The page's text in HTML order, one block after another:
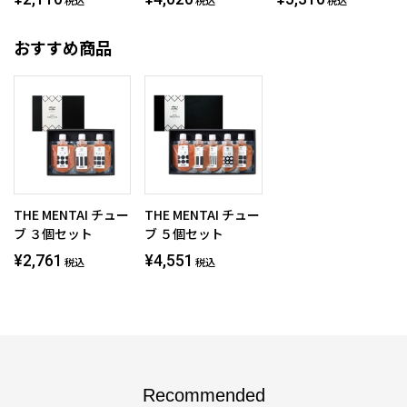
おすすめ商品
THE MENTAI チュー
ブ ３個セット
¥2,761 税込
THE MENTAI チュー
ブ ５個セット
¥4,551 税込
Recommended